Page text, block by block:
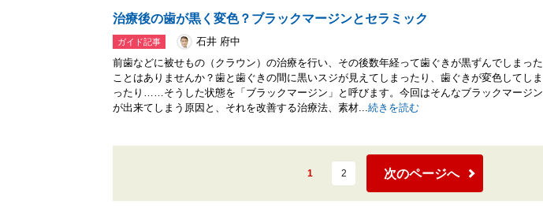
治療後の歯が黒く変色？ブラックマージンとセラミック
ガイド記事
石井 府中
前歯などに被せもの（クラウン）の治療を行い、その後数年経って歯ぐきが黒ずんでしまった
ことはありませんか？歯と歯ぐきの間に黒いスジが見えてしまったり、歯ぐきが変色してしま
ったり……そうした状態を「ブラックマージン」と呼びます。今回はそんなブラックマージン
が出来てしまう原因と、それを改善する治療法、素材...続きを読む
1 2 次のページへ